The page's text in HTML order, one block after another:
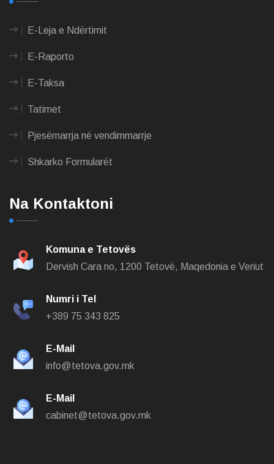
E-Leja e Ndërtimit
E-Raporto
E-Taksa
Tatimet
Pjesëmarrja në vendimmarrje
Shkarko Formularët
Na Kontaktoni
Komuna e Tetovës
Dervish Cara no, 1200 Tetovë, Maqedonia e Veriut
Numri i Tel
+389 75 343 825
E-Mail
info@tetova.gov.mk
E-Mail
cabinet@tetova.gov.mk